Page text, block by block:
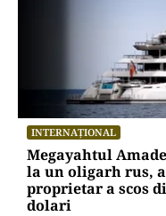
INTERNAȚIONAL
Megayahtul
la un oligarh rus,
proprietar a scos
dolari